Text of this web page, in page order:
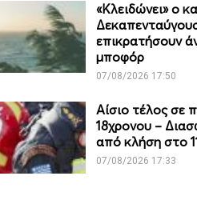
«Κλειδώνει» ο
επικρατήσουν
μποφόρ
07/08/2026 17:50
Αίσιο τέλος σε
18χρονου –
από κλήση στο
07/08/2026 17:33